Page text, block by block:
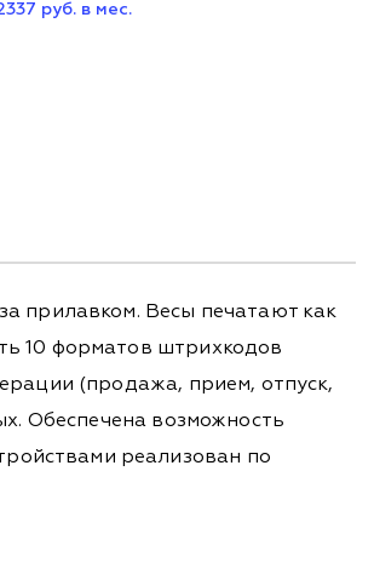
руб. в мес.
прилавком. Весы печатают как
10 форматов штрихкодов
(продажа, прием, отпуск,
Обеспечена возможность
реализован по